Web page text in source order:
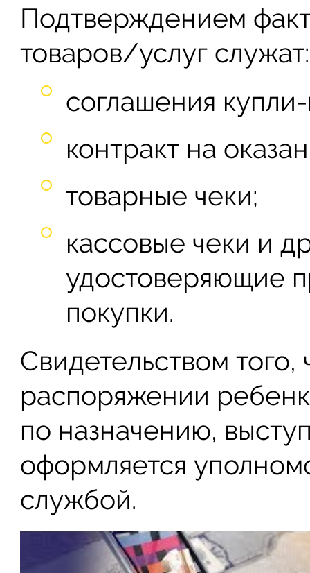
Подтверждением
товаров/услуг служат:
соглашения
контракт на
товарные чеки;
кассовые чеки и
удостоверяющие
покупки.
Свидетельством того,
распоряжении
по назначению,
оформляется
службой.